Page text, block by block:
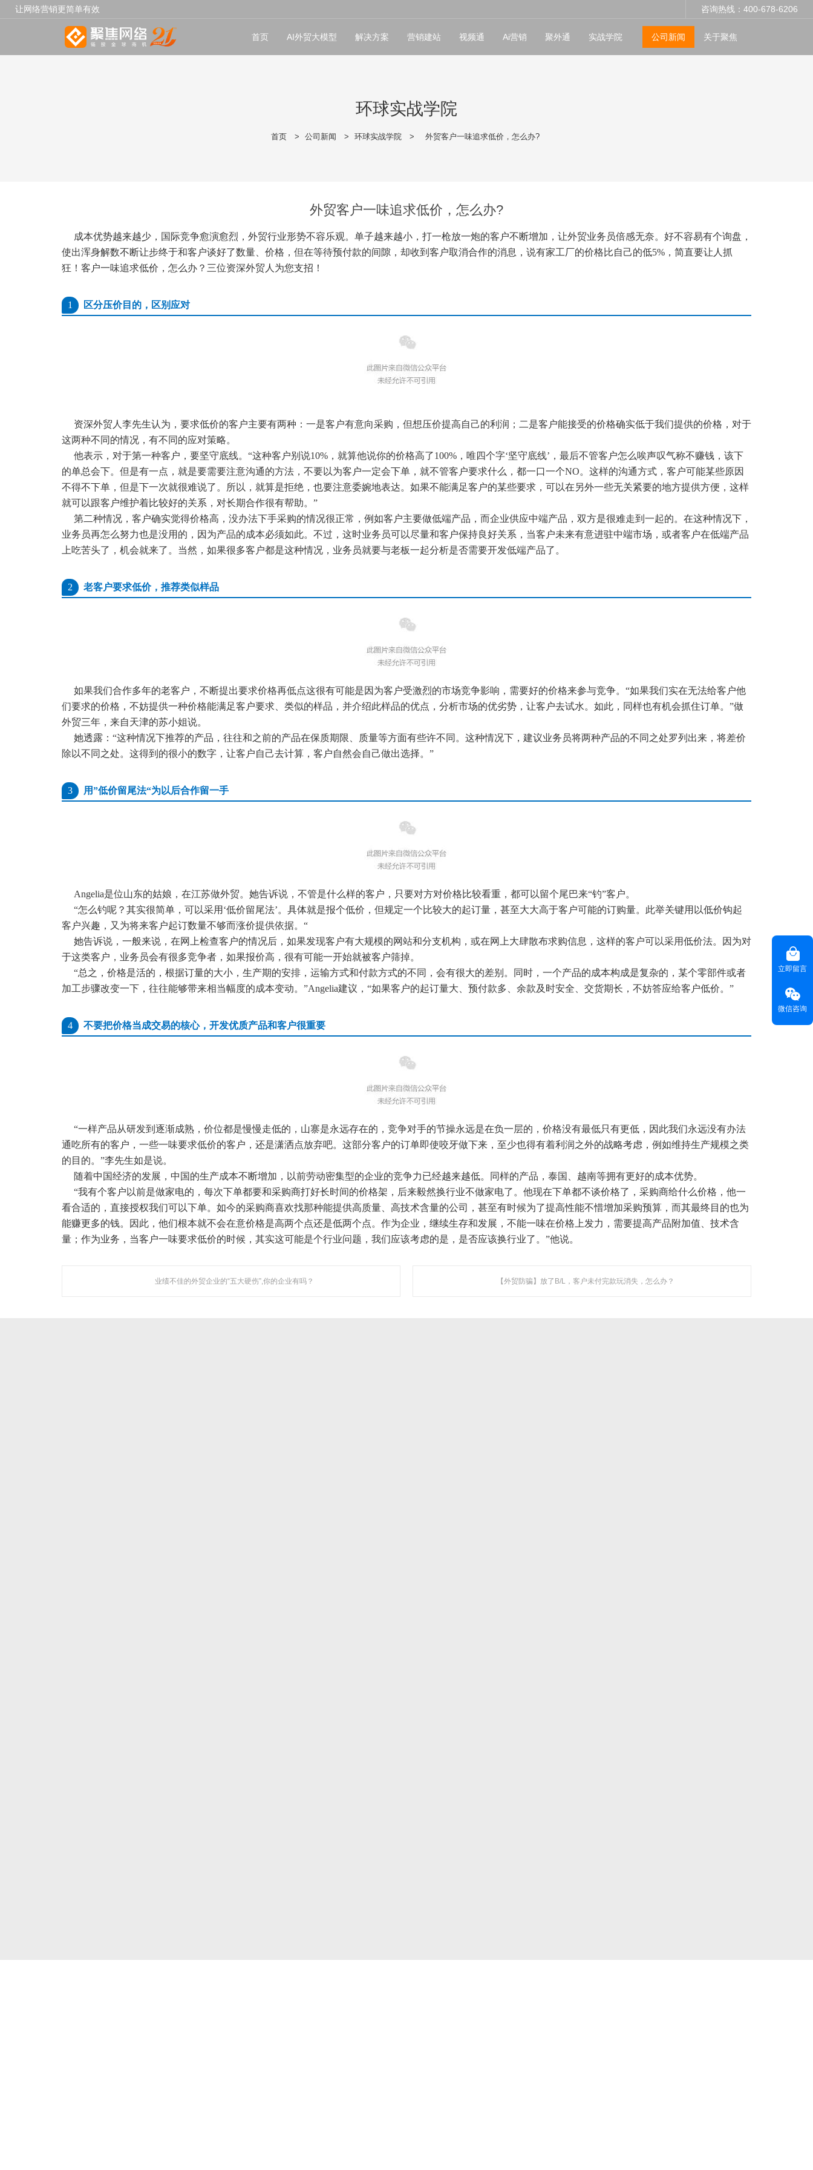
咨询热线：400-678-6206
让网络营销更简单有效
首页 AI外贸大模型 解决方案 营销建站 视频通 Ai营销 聚外通 实战学院 公司新闻 关于聚焦
环球实战学院
首页 > 公司新闻 > 环球实战学院 > 外贸客户一味追求低价，怎么办?
外贸客户一味追求低价，怎么办?
成本优势越来越少，国际竞争愈演愈烈，外贸行业形势不容乐观。单子越来越小， 打一枪放一炮的客户不断增加，让外贸业务员倍感无奈。 好不容易有个询盘 ，
使出浑身解数不断让步终于和客户谈好了数量、价格， 但在等待预付款的间隙，却收到客户取消合作的消息 ，说有家工厂的价格比自己的低5% ，简直要让人抓
狂！客户一味追求低价 ，怎么办 ？ 三位资深外贸人为您支招！
1 区分压价目的，区别应对
资深外贸人李先生认为， 要求低价的客户主要有两种：一是客户有意向采购，但想压价提高自己的利润 ； 二是客户能接受的价格确实低于我们提供的价格， 对于
这两种不同的情况，有不同的应对策略。
他表示， 对于第一种客户 ，要坚守底线。“这种客户别说10%，就算他说你的价格高了100%，唯四个字‘坚守底线’，最后不管客户怎么唉声叹气称不赚钱，该下
的单总会下。 但是有一点 ，就是要需要注意沟通的方法，不要以为客户一定会下单， 就不管客户要求什么，都一口一个NO。 这样的沟通方式，客户可能某些原因
不得不下单，但是下一次就很难说了。
所以，就算是拒绝，也要注意委婉地表达。如果不能满足客户的某些要求，可以在另外一些无关紧要的地方提供方便，这样
就可以跟客户维护着比较好的关系，对长期合作很有帮助。 ”
第二种情况， 客户确实觉得价格高，没办法下手采购的情况很正常，例如客户主要做低端产品，而企业供应中端产品，双方是很难走到一起的。在这种情况下，
业务员再怎么努力也是没用的，因为产品的成本必须如此。不过，这时业务员可以尽量和客户保持良好关系，当客户未来有意进驻中端市场，或者客户在低端产品
上吃苦头了，机会就来了。 当然，如果很多客户都是这种情况，业务员就要与老板一起分析是否需要开发低端产品了。
2 老客户要求低价，推荐类似样品
如果我们合作多年的老客户，不断提出要求价格再低点这很有可能是因为客户受激烈的市场竞争影响，需要好的价格来参与竞争。“如果我们实在无法给客户他
们要求的价格，不妨提供一种价格能满足客户要求、类似的样品，并介绍此样品的优点，分析市场的优劣势，让客户去试水。如此，同样也有机会抓住订单。”做
外贸三年，来自天津的苏小姐说。
她透露：“这种情况下推荐的产品，往往和之前的产品在保质期限、质量等方面有些许不同。这种情况下，建议业务员将两种产品的不同之处罗列出来，将差价
除以不同之处。这得到的很小的数字，让客户自己去计算，客户自然会自己做出选择。”
3 用”低价留尾法“为以后合作留一手
Angelia是位山东的姑娘，在江苏做外贸。她告诉说，不管是什么样的客户，只要对方对价格比较看重，都可以留个尾巴来“钓”客户。
“怎么钓呢？其实很简单， 可以采用‘低价留尾法’。 具体就是报个低价，但规定一个比较大的起订量，甚至大大高于客户可能的订购量。此举关键用以低价钩起
客户兴趣，又为将来客户起订数量不够而涨价提供依据。“
她告诉说，一般来说，在网上检查客户的情况后，如果发现客户有大规模的网站和分支机构，或在网上大肆散布求购信息，这样的客户可以采用低价法。因为对
于这类客户，业务员会有很多竞争者， 如果报价高，很有可能一开始就被客户筛掉。
“总之，价格是活的，根据订量的大小，生产期的安排，运输方式和付款方式的不同，会有很大的差别。同时，一个产品的成本构成是复杂的，某个零部件或者
加工步骤改变一下，往往能够带来相当幅度的成本变动。”Angelia建议，“如果客户的起订量大、预付款多、余款及时安全、交货期长，不妨答应给客户低价。”
4 不要把价格当成交易的核心，开发优质产品和客户很重要
“一样产品从研发到逐渐成熟，价位都是慢慢走低的，山寨是永远存在的，竞争对手的节操永远是在负一层的，价格没有最低只有更低，因此我们永远没有办法
通吃所有的客户，一些一味要求低价的客户，还是潇洒点放弃吧。这部分客户的订单即使咬牙做下来，至少也得有着利润之外的战略考虑，例如维持生产规模之类
的目的。”李先生如是说。
随着中国经济的发展，中国的生产成本不断增加，以前劳动密集型的企业的竞争力已经越来越低。
同样的产品，泰国、越南等拥有更好的成本优势。
“我有个客户以前是做家电的，每次下单都要和采购商打好长时间的价格架，后来毅然换行业不做家电了。他现在下单都不谈价格了，采购商给什么价格，他一
看合适的，直接授权我们可以下单。如今的采购商喜欢找那种能提供高质量、高技术含量的公司，甚至有时候为了提高性能不惜增加采购预算，而其最终目的也为
能赚更多的钱。因此，他们根本就不会在意价格是高两个点还是低两个点。 作为企业，继续生存和发展，不能一味在价格上发力， 需要提高产品附加值、技术含
量；作为业务 ，当客户一味要求低价的时候，其实这可能是个行业问题，我们应该考虑的是，是否应该换行业了。”他说。
业绩不佳的外贸企业的“五大硬伤”,你的企业有吗？ 【外贸防骗】放了B/L，客户未付完款玩消失，怎么办？
聚焦网络以“让网络营销更简单有效”为使命，深入人工智能自然语言处理、机器学习、数据挖掘 等技术领域，
研发了国内知名的人工智能自动化营销系统，凭借着上线快、效果好、功能强大、高性价比的特点，成为了越来越 多企业的首选。
关于聚焦
广州聚焦网络技术有限公司作为国内知名人工智能营销机
构，是一家集技术研发与网络营销服务为一体的创新型高新
技术企业。
以及拔尖研发人才。
客服热线(
CUSTOMER SERVICE )：400-678-6206
聚焦网络作为国内知名人工智能营销机构，是一家集技术研发与网络营销服务为一体的创新型高新技术企业。
立即留言
微信咨询